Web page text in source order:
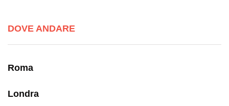
DOVE ANDARE
Roma
Londra